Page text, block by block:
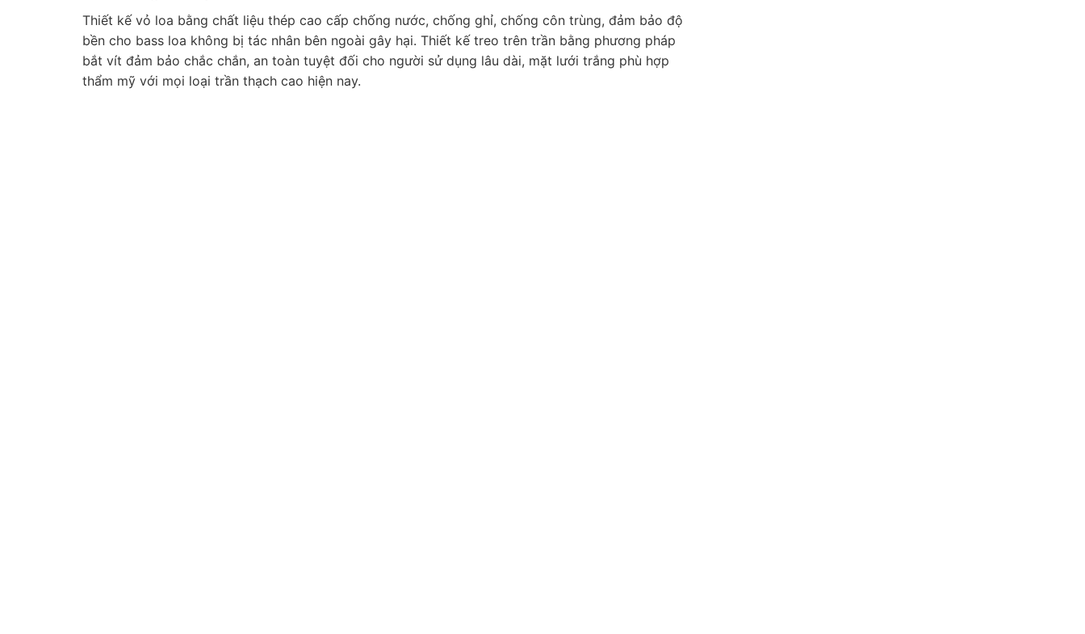
Thiết kế vỏ loa bằng chất liệu thép cao cấp chống nước, chống ghỉ, chống côn trùng, đảm bảo độ
bền cho bass loa không bị tác nhân bên ngoài gây hại. Thiết kế treo trên trần bằng phương pháp
bắt vít đảm bảo chắc chắn, an toàn tuyệt đối cho người sử dụng lâu dài, mặt lưới trắng phù hợp
thẩm mỹ với mọi loại trần thạch cao hiện nay.